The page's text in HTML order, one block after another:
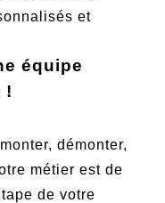
et
équipe
!
démonter,
métier est de
de votre